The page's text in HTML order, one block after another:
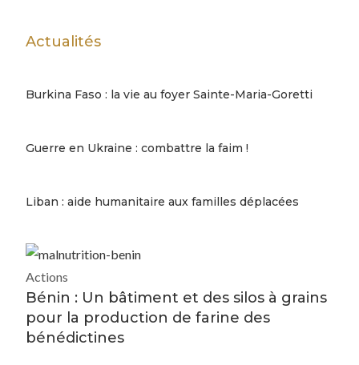
Actualités
Burkina Faso : la vie au foyer Sainte-Maria-Goretti
Guerre en Ukraine : combattre la faim !
Liban : aide humanitaire aux familles déplacées
Actions
Bénin : Un bâtiment et des silos à grains
pour la production de farine des
bénédictines